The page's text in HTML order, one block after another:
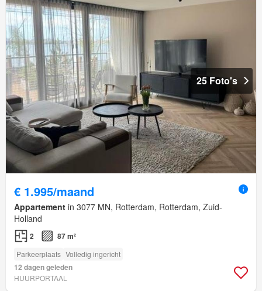
25 Foto's
€ 1.995/maand
Appartement in 3077 MN, Rotterdam, Rotterdam, Zuid-
Holland
2 87 m²
Parkeerplaats Volledig ingericht
12 dagen geleden
HUURPORTAAL